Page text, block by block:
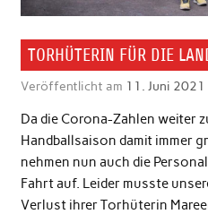
TORHÜTERIN FÜR DIE
Veröffentlicht am 11. Juni 2021
Da die Corona-Zahlen weiter
Handballsaison damit immer
nehmen nun auch die
Fahrt auf. Leider musste
Verlust ihrer Torhüterin